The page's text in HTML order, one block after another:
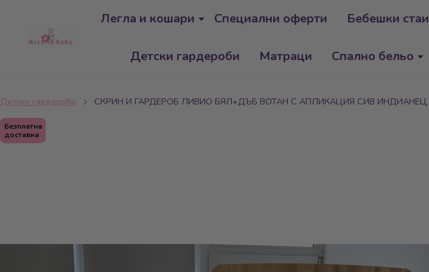
Легла и кошари Специални оферти Бебешки стаи
Детски гардероби Матраци Спално бельо
Детски гардероби СКРИН И ГАРДЕРОБ ЛИВИО БЯЛ+ДЪБ ВОТАН С АПЛИКАЦИЯ СИВ ИНДИАНЕЦ
Безплатна
доставка